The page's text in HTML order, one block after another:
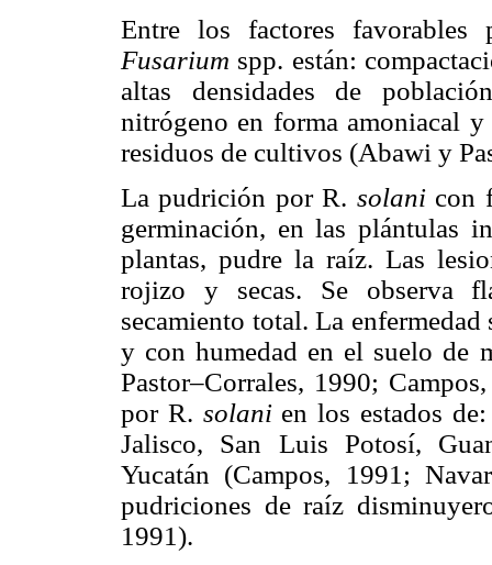
Entre los factores
Fusarium spp. están:
altas densidades de
nitrógeno en forma amoniacal
residuos de cultivos (Abawi y
La pudrición por R. solani con
germinación, en las plántulas
plantas, pudre la raíz. Las
rojizo y secas. Se observa
secamiento total. La enfermedad
y con humedad en el suelo de
Pastor–Corrales, 1990;
por R. solani en los estados
Jalisco, San Luis Potosí,
Yucatán (Campos, 1991;
pudriciones de raíz
1991).